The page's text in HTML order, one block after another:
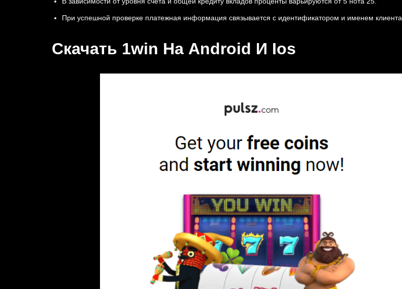
При успешной проверке платежная информация связывается с идентификатором и именем клиента.
Скачать 1win На Android И Ios